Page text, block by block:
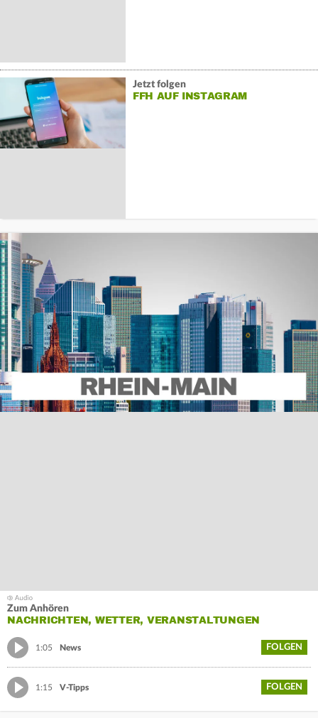
Jetzt folgen
FFH AUF INSTAGRAM
Zum Anhören
NACHRICHTEN, WETTER, VERANSTALTUNGEN
1:05 News FOLGEN
1:15 V-Tipps FOLGEN